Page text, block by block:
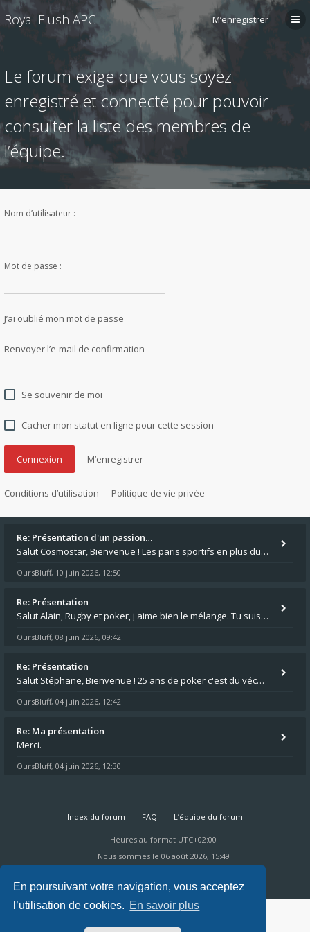
En poursuivant votre navigation, vous acceptez
l’utilisation de cookies. En savoir plus
Royal Flush APC M’enregistrer
Le forum exige que vous soyez
enregistré et connecté pour pouvoir
consulter la liste des membres de
l’équipe.
Nom d’utilisateur :
Mot de passe :
J’ai oublié mon mot de passe
Renvoyer l’e-mail de confirmation
Se souvenir de moi
Cacher mon statut en ligne pour cette session
M’enregistrer
Conditions d’utilisation Politique de vie privée
Re: Présentation d'un passion…
Salut Cosmostar, Bienvenue ! Les paris sportifs en plus du poker, c'est ce que je fais aussi. Surtout la NBA, je mise su
OursBluff, 10 juin 2026, 12:50
Re: Présentation
Salut Alain, Rugby et poker, j'aime bien le mélange. Tu suis le rugby du coin ? Moi j'essaie d'aller voir des matchs de
OursBluff, 08 juin 2026, 09:42
Re: Présentation
Salut Stéphane, Bienvenue ! 25 ans de poker c'est du vécu quand même. Moi je suis relativementnouveau (2018) mais j'ai a
OursBluff, 04 juin 2026, 12:42
Re: Ma présentation
Merci.
OursBluff, 04 juin 2026, 12:30
Index du forum FAQ L’équipe du forum
Heures au format UTC+02:00
Nous sommes le 06 août 2026, 15:49
Ravaio Theme by